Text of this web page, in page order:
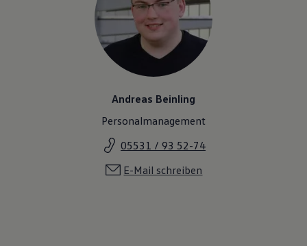
Andreas Beinling
Personalmanagement
05531 / 93 52-74
E-Mail schreiben